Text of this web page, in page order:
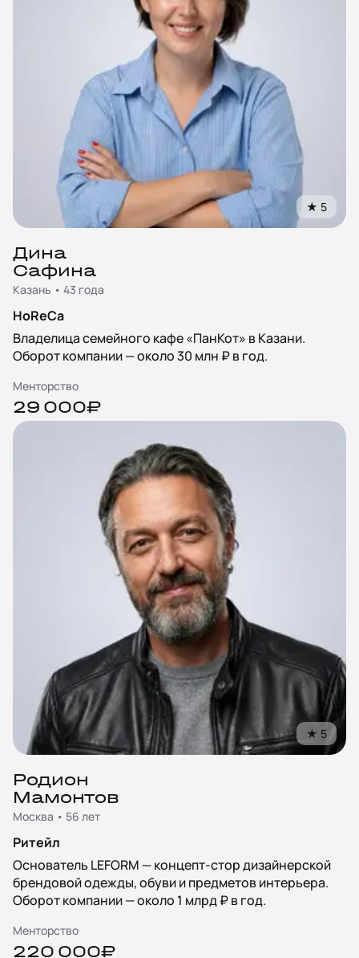
★ 5
Дина
Сафина
Казань • 43 года
HoReCa
Владелица семейного кафе «ПанКот» в Казани.
Оборот компании — около 30 млн ₽ в год.
Менторство
29 000₽
★ 5
Родион
Мамонтов
Москва • 56 лет
Ритейл
Основатель LEFORM — концепт-стор дизайнерской
брендовой одежды, обуви и предметов интерьера.
Оборот компании — около 1 млрд ₽ в год.
Менторство
220 000₽